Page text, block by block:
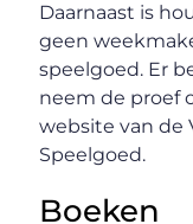
Daarnaast is
geen
speelgoed. Er
neem de proef
website van de
Speelgoed.
Boeken